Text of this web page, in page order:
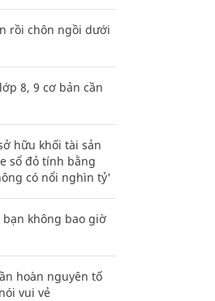
rồi chôn ngồi dưới
8, 9 cơ bản cần
hữu khối tài sản
sổ đỏ tính bằng
có nổi nghìn tỷ'
không bao giờ
hoàn nguyên tố
vui vẻ